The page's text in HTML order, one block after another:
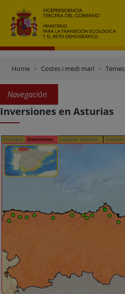
Home Costes i medi marí Temes
Navegación
Inversiones en Asturias